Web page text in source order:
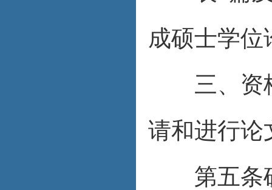
成硕士学位
三、资格
请和进行论
第五条